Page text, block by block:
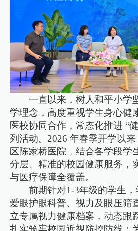
一直以来，树人和平小学
学理念，高度重视学生身心健
医校协同合作，常态化推进 “
列活动。2026 年春季开学以
区陈家桥医院，结合各学段学
分层、精准的校园健康服务，
与医疗保障全覆盖。
前期针对1-3年级的学生
爱眼护眼科普、视力及眼压筛
立专属视力健康档案，动态跟